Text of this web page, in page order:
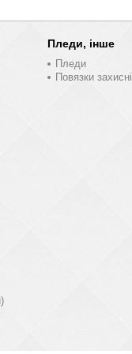
Пледи, інше
Пледи
Повязки захисні